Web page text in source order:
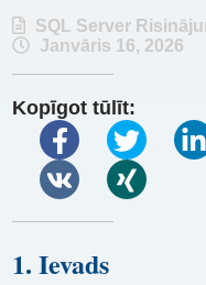
SQL Server
Janvāris 16, 2026
Kopīgot tūlīt:
1. Ievads